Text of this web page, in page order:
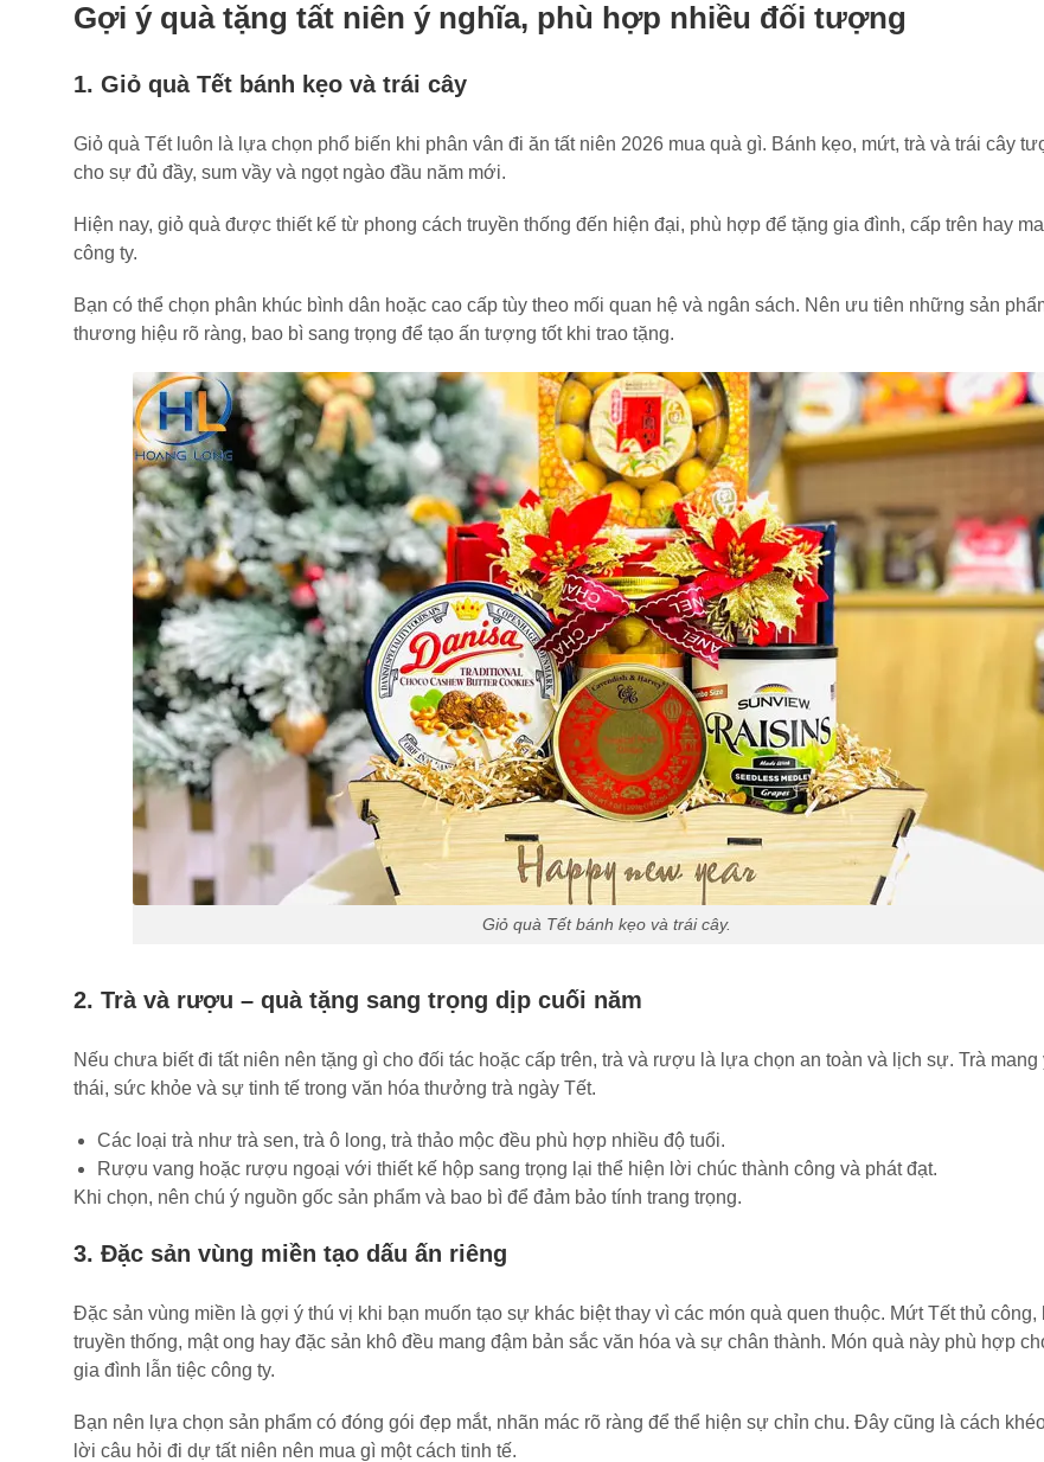
Gợi ý quà tặng tất niên ý nghĩa, phù hợp nhiều đối tượng
1. Giỏ quà Tết bánh kẹo và trái cây
Giỏ quà Tết luôn là lựa chọn phổ biến khi phân vân đi ăn tất niên 2026 mua quà gì. Bánh kẹo, mứt, trà và trái cây
cho sự đủ đầy, sum vầy và ngọt ngào đầu năm mới.
Hiện nay, giỏ quà được thiết kế từ phong cách truyền thống đến hiện đại, phù hợp để tặng gia đình, cấp trên hay
công ty.
Bạn có thể chọn phân khúc bình dân hoặc cao cấp tùy theo mối quan hệ và ngân sách. Nên ưu tiên những sản
thương hiệu rõ ràng, bao bì sang trọng để tạo ấn tượng tốt khi trao tặng.
Giỏ quà Tết bánh kẹo và trái cây.
2. Trà và rượu – quà tặng sang trọng dịp cuối năm
Nếu chưa biết đi tất niên nên tặng gì cho đối tác hoặc cấp trên, trà và rượu là lựa chọn an toàn và lịch sự. Trà
thái, sức khỏe và sự tinh tế trong văn hóa thưởng trà ngày Tết.
Các loại trà như trà sen, trà ô long, trà thảo mộc đều phù hợp nhiều độ tuổi.
Rượu vang hoặc rượu ngoại với thiết kế hộp sang trọng lại thể hiện lời chúc thành công và phát đạt.
Khi chọn, nên chú ý nguồn gốc sản phẩm và bao bì để đảm bảo tính trang trọng.
3. Đặc sản vùng miền tạo dấu ấn riêng
Đặc sản vùng miền là gợi ý thú vị khi bạn muốn tạo sự khác biệt thay vì các món quà quen thuộc. Mứt Tết thủ công,
truyền thống, mật ong hay đặc sản khô đều mang đậm bản sắc văn hóa và sự chân thành. Món quà này phù hợp
gia đình lẫn tiệc công ty.
Bạn nên lựa chọn sản phẩm có đóng gói đẹp mắt, nhãn mác rõ ràng để thể hiện sự chỉn chu. Đây cũng là cách
lời câu hỏi đi dự tất niên nên mua gì một cách tinh tế.